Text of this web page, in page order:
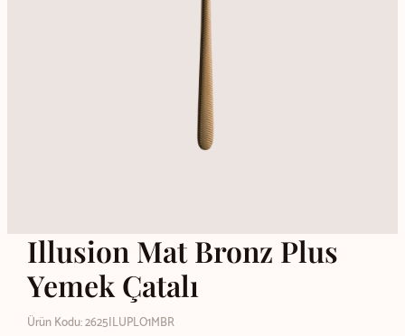
Illusion Mat Bronz Plus
Yemek Çatalı
Ürün Kodu: 2625ILUPLO1MBR